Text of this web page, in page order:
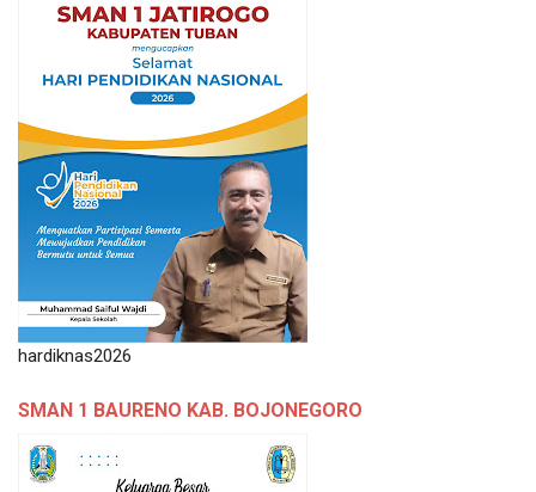
hardiknas2026
SMAN 1 BAURENO KAB. BOJONEGORO